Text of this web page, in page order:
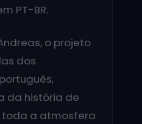
PT-BR.
o projeto
dos
da história de
toda a atmosfera